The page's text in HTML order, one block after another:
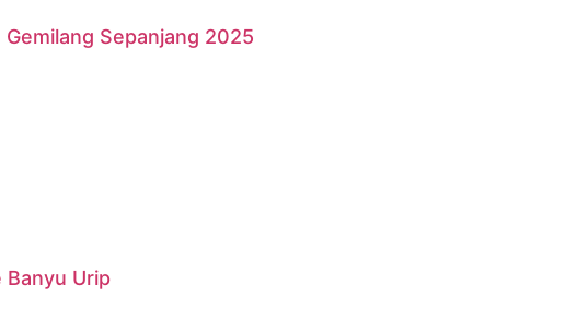
Sepanjang 2025
Banyu Urip